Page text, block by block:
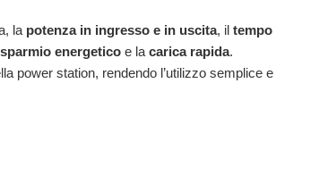
la potenza in ingresso e in uscita, il tempo
energetico e la carica rapida.
power station, rendendo l’utilizzo semplice e